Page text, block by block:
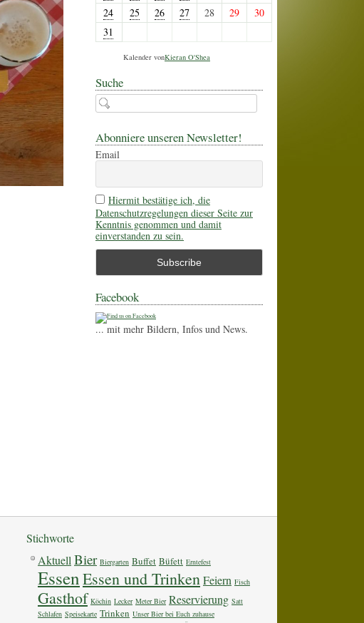
24
25 26 27 28 29
30
31
Kalender vonKieran O'Shea
Suche
Abonniere unseren Newsletter!
Email
Hiermit bestätige ich, die
Datenschutzregelungen dieser Seite zur
Kenntnis genommen und damit
einverstanden zu sein.
Facebook
... mit mehr Bildern, Infos und News.
Stichworte
Aktuell Bier Biergarten Buffet Büfett Erntefest
EssenEssen und TrinkenFeiern Fisch
Gasthof Köchin Lecker Meter Bier Reservierung Satt
Schlafen Speisekarte Trinken Unser Bier bei Euch zuhause